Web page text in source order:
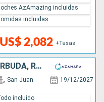
US$ 2,082 +Tasas
AzAmazing incluidas
incluidas
PUERTO RICO, ANTIGUA Y BARBUDA, REINO UNIDO, SAN VINCENT Y LAS GRANADINAS, GRENADA, TRINIDAD Y TOBAGO, BARBADOS
San Juan 19/12/2027
incluido